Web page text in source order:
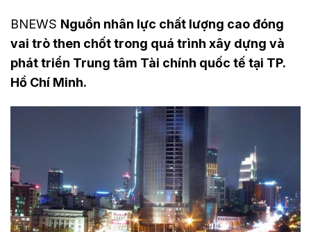
BNEWS Nguồn nhân lực chất lượng cao đóng
vai trò then chốt trong quá trình xây dựng và
phát triển Trung tâm Tài chính quốc tế tại TP.
Hồ Chí Minh.